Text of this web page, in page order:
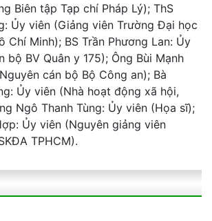
Biên tập Tạp chí Pháp Lý); ThS
Ủy viên (Giảng viên Trường Đại học
Chí Minh); BS Trần Phương Lan: Ủy
bộ BV Quân y 175); Ông Bùi Mạnh
cán bộ Bộ Công an); Bà
Ủy viên (Nhà hoạt động xã hội,
Ngô Thanh Tùng: Ủy viên (Họa sĩ);
Ủy viên (Nguyên giảng viên
TPHCM).